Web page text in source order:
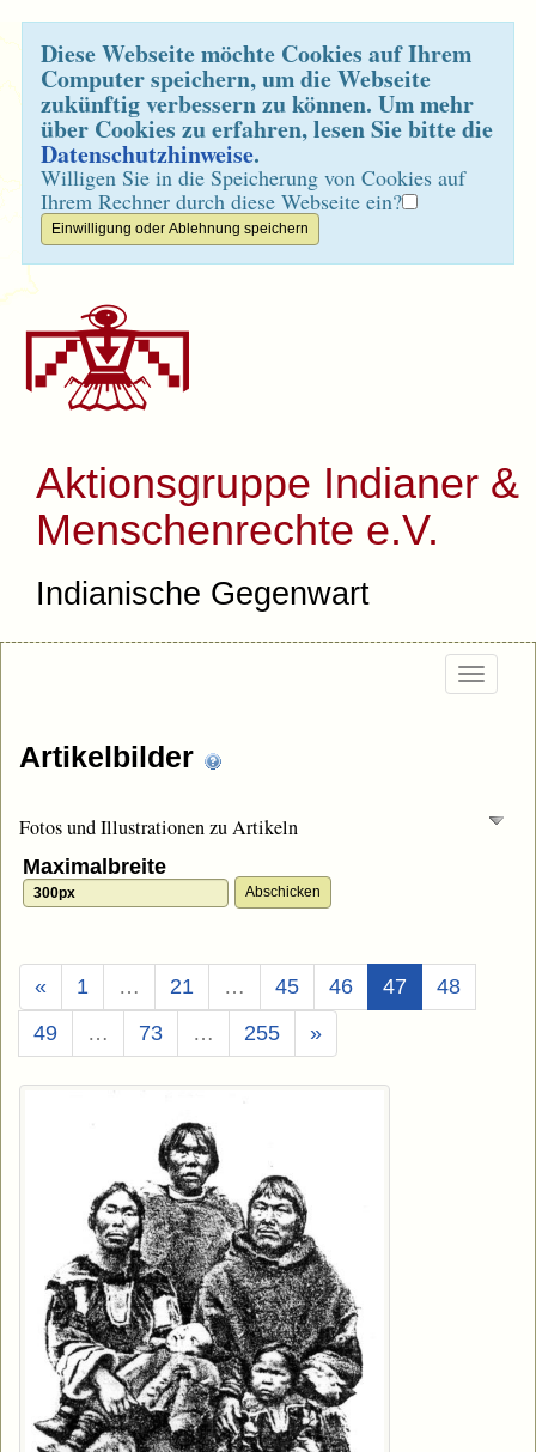
Diese Webseite möchte Cookies auf Ihrem
Computer speichern, um die Webseite
zukünftig verbessern zu können. Um mehr
über Cookies zu erfahren, lesen Sie bitte die
Datenschutzhinweise.
Willigen Sie in die Speicherung von Cookies auf
Ihrem Rechner durch diese Webseite ein?
Aktionsgruppe Indianer &
Menschenrechte e.V.
Indianische Gegenwart
Artikelbilder
Fotos und Illustrationen zu Artikeln
Maximalbreite
« 1 … 21 … 45 46 47(Aktuell)
48
49
… 73 … 255 »